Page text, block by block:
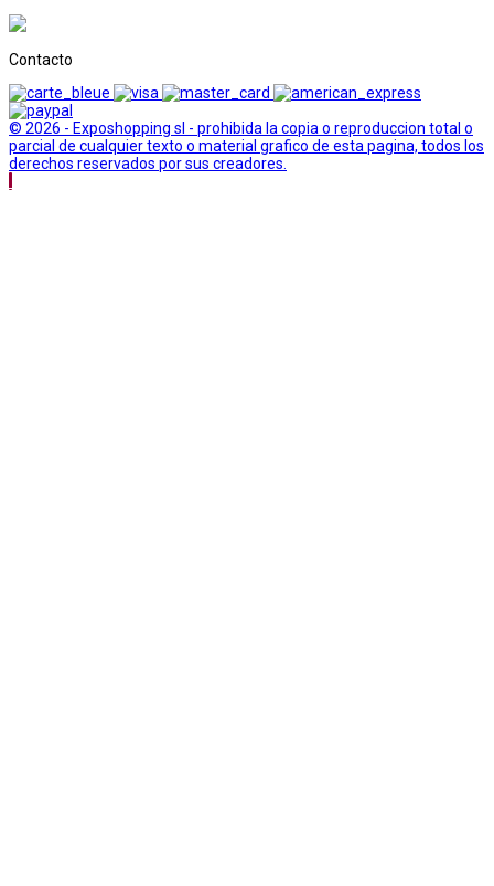
Contacto
© 2026 - Exposhopping sl - prohibida la copia o reproduccion total o
parcial de cualquier texto o material grafico de esta pagina, todos los
derechos reservados por sus creadores.